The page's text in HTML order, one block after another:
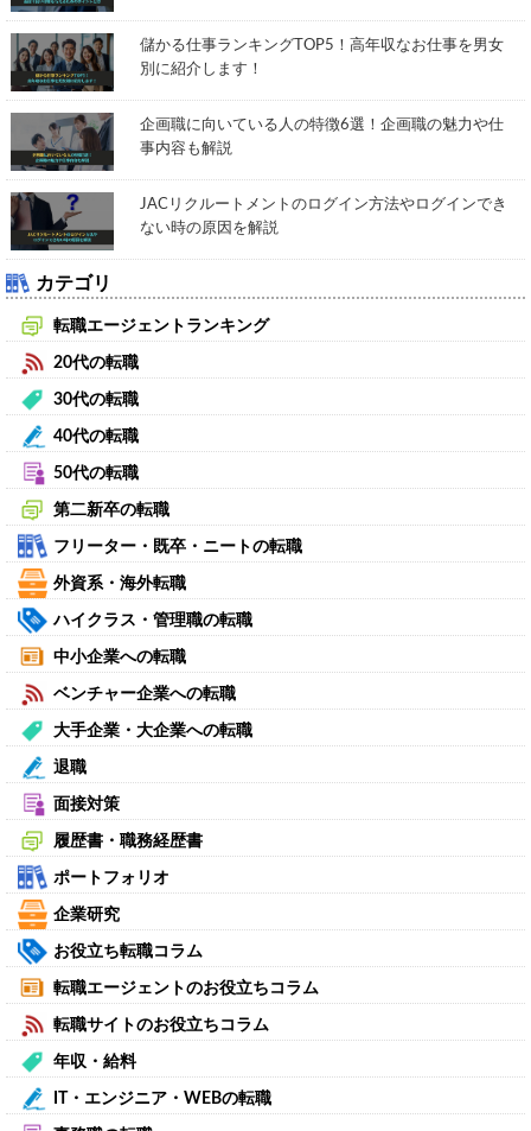
儲かる仕事ランキングTOP5！高年収なお仕事を男女
別に紹介します！
企画職に向いている人の特徴6選！企画職の魅力や仕
事内容も解説
JACリクルートメントのログイン方法やログインでき
ない時の原因を解説
カテゴリ
転職エージェントランキング
20代の転職
30代の転職
40代の転職
50代の転職
第二新卒の転職
フリーター・既卒・ニートの転職
外資系・海外転職
ハイクラス・管理職の転職
中小企業への転職
ベンチャー企業への転職
大手企業・大企業への転職
退職
面接対策
履歴書・職務経歴書
ポートフォリオ
企業研究
お役立ち転職コラム
転職エージェントのお役立ちコラム
転職サイトのお役立ちコラム
年収・給料
IT・エンジニア・WEBの転職